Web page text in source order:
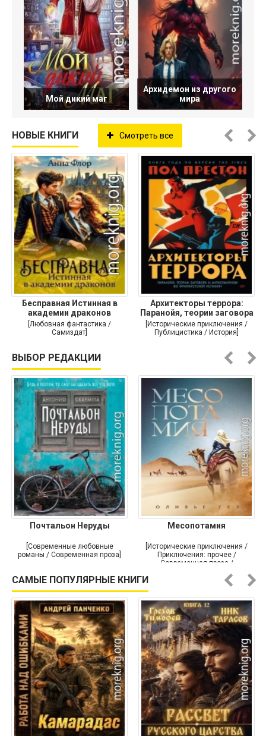
Мой дикий маг
Архидемон из другого
мира
НОВЫЕ КНИГИ Смотреть все
Бесправная Истинная в
академии драконов
[Любовная фантастика /
Самиздат]
Архитекторы террора:
Паранойя, теории заговора
и
[Исторические приключения /
Публицистика / История]
ВЫБОР РЕДАКЦИИ
Почтальон Неруды
[Современные любовные
романы / Современная проза]
Месопотамия
[Исторические приключения /
Приключения: прочее /
Современная проза /
САМЫЕ ПОПУЛЯРНЫЕ КНИГИ